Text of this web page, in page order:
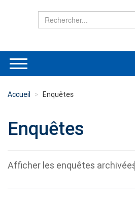
Accueil Enquêtes
Enquêtes
Afficher les enquêtes archivées